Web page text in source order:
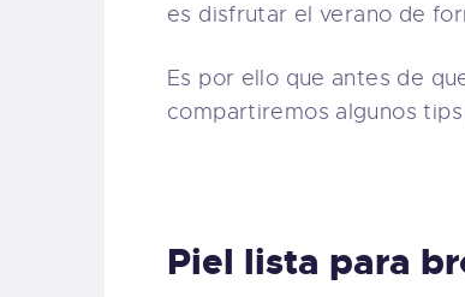
es disfrutar el verano de
Es por ello que antes de
compartiremos algunos
Piel lista para